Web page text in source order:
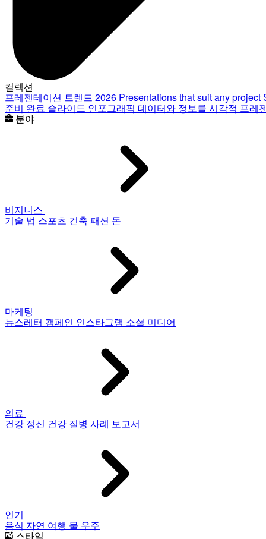
컬렉션
프레젠테이션 트렌드 2026 Presentations that suit any project
준비 완료 슬라이드 인포그래픽 데이터와 정보를 시각적 프레
분야
비지니스
기술 법 스포츠 건축 패션 돈
마케팅
뉴스레터 캠페인 인스타그램 소셜 미디어
의료
건강 정신 건강 질병 사례 보고서
인기
음식 자연 여행 물 우주
스타일